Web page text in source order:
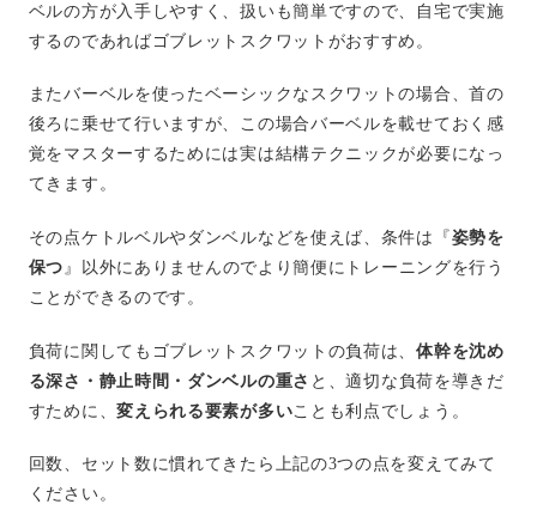
ベルの方が入手しやすく、扱いも簡単ですので、自宅で実施
するのであればゴブレットスクワットがおすすめ。
またバーベルを使ったベーシックなスクワットの場合、首の
後ろに乗せて行いますが、この場合バーベルを載せておく感
覚をマスターするためには実は結構テクニックが必要になっ
てきます。
その点ケトルベルやダンベルなどを使えば、条件は『 姿勢を
保つ 』以外にありませんのでより簡便にトレーニングを行う
ことができるのです。
負荷に関してもゴブレットスクワットの負荷は、体幹を沈め
る深さ・静止時間・ダンベルの重さ と、適切な負荷を導きだ
すために、変えられる要素が多いことも利点でしょう。
回数、セット数に慣れてきたら上記の3つの点を変えてみて
ください。